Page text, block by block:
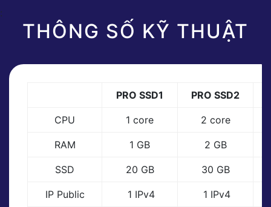
:
THÔNG SỐ KỸ THUẬT
PRO SSD1 PRO SSD2
CPU 1 core 2 core
RAM 1 GB 2 GB
SSD 20 GB 30 GB
IP Public 1 IPv4 1 IPv4